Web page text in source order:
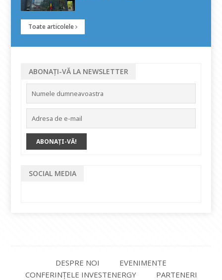
Toate articolele
ABONAȚI-VĂ LA NEWSLETTER
SOCIAL MEDIA
DESPRE NOI
EVENIMENTE
CONFERINȚELE INVESTENERGY
PARTENERI